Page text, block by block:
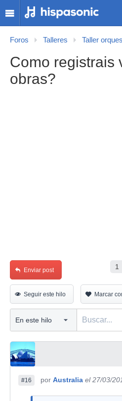
Foros Talleres Taller
Como registrais
obras?
1
Enviar post
Seguir este hilo Marcar
#16 por Australia el 27/03/